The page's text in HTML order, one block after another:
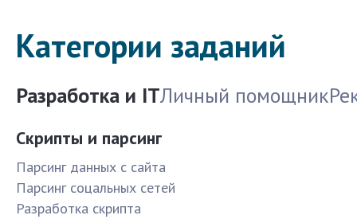
Категории заданий
Разработка и ITЛичный помощник
Скрипты и парсинг
Парсинг данных с сайта
Парсинг соцальных сетей
Разработка скрипта